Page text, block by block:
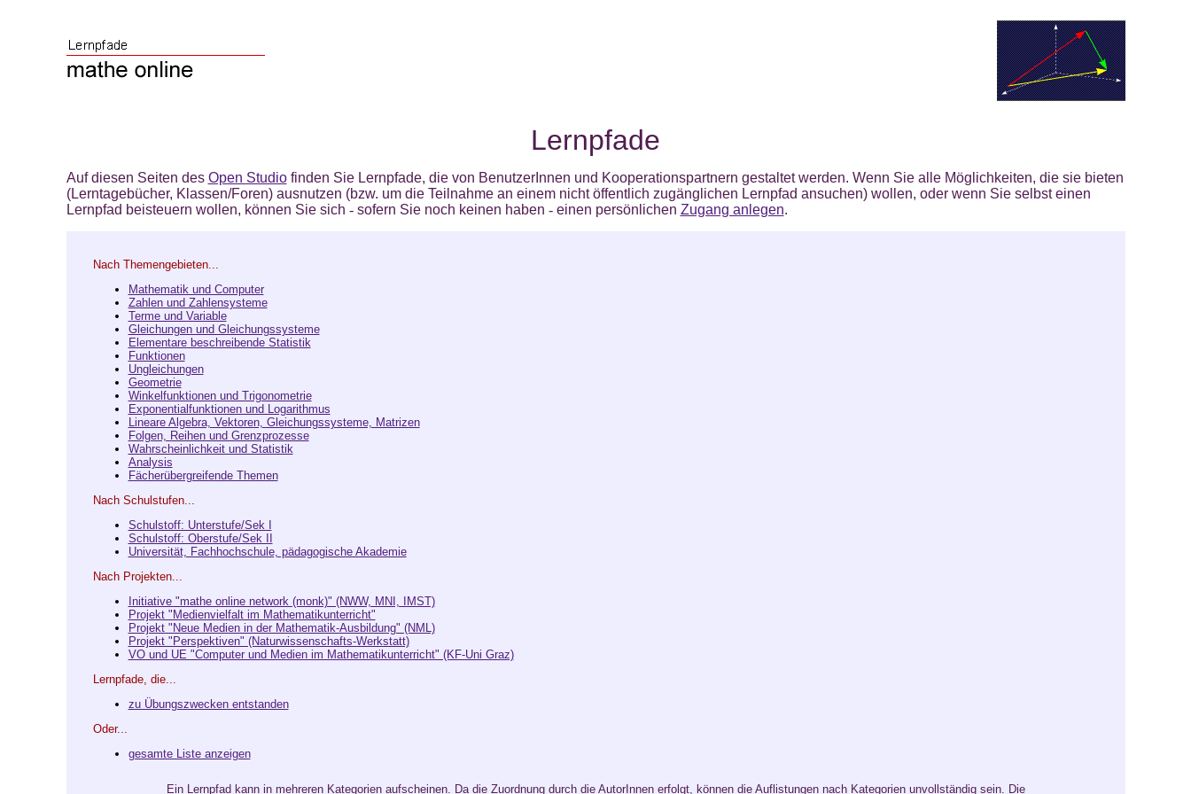
Lernpfade
Auf diesen Seiten des Open Studiofinden Sie Lernpfade, die von BenutzerInnen und Kooperationspartnern gestaltet werden. Wenn Sie alle Möglichkeiten, die sie bieten
(Lerntagebücher, Klassen/Foren) ausnutzen (bzw. um die Teilnahme an einem nicht öffentlich zugänglichen Lernpfad ansuchen) wollen, oder wenn Sie selbst einen
Lernpfad beisteuern wollen, können Sie sich -sofern Sie noch keinen haben -einen persönlichen Zugang anlegen.
Nach Themengebieten...
Mathematik und Computer
Zahlen und Zahlensysteme
Terme und Variable
Gleichungen und Gleichungssysteme
Elementare beschreibende Statistik
Funktionen
Ungleichungen
Geometrie
Winkelfunktionen und Trigonometrie
Exponentialfunktionen und Logarithmus
Lineare Algebra, Vektoren, Gleichungssysteme, Matrizen
Folgen, Reihen und Grenzprozesse
Wahrscheinlichkeit und Statistik
Analysis
Fächerübergreifende Themen
Nach Schulstufen...
Schulstoff: Unterstufe/Sek I
Schulstoff: Oberstufe/Sek II
Universität, Fachhochschule, pädagogische Akademie
Nach Projekten...
Initiative "mathe online network (monk)" (NWW, MNI, IMST)
Projekt "Medienvielfalt im Mathematikunterricht"
Projekt "Neue Medien in der Mathematik-Ausbildung" (NML)
Projekt "Perspektiven" (Naturwissenschafts-Werkstatt)
VO und UE "Computer und Medien im Mathematikunterricht" (KF-Uni Graz)
Lernpfade, die...
zu Übungszwecken entstanden
Oder...
gesamte Liste anzeigen
Ein Lernpfad kann in mehreren Kategorien aufscheinen. Da die Zuordnung durch die AutorInnen erfolgt, können die Auflistungen nach Kategorien unvollständig sein. Die